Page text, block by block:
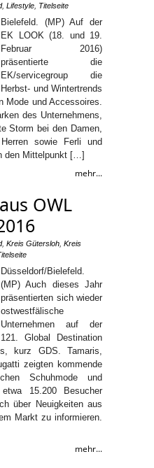
, Lifestyle Titelseite
Bielefeld. (MP) Auf der
EK LOOK (18. und 19.
Februar 2016)
präsentierte die
EK/servicegroup die
Herbst- und Wintertrends
Mode und Accessoires.
des Unternehmens,
Storm bei den Damen,
sowie Ferli und
den Mittelpunkt […]
mehr...
OWL
, Kreis Gütersloh Kreis
Düsseldorf/Bielefeld.
(MP) Auch dieses Jahr
präsentierten sich wieder
ostwestfälische
Unternehmen auf der
121. Global Destination
kurz GDS. Tamaris,
zeigten kommende
Schuhmode und
15.200 Besucher
über Neuigkeiten aus
Markt zu informieren.
mehr...